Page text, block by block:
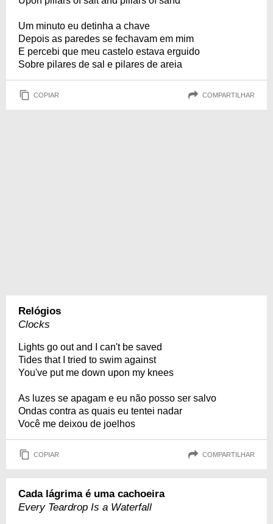
Um minuto eu detinha a chave
Depois as paredes se fechavam em mim
E percebi que meu castelo estava erguido
Sobre pilares de sal e pilares de areia
COPIAR COMPARTILHAR
Relógios
Clocks
Lights go out and I can't be saved
Tides that I tried to swim against
You've put me down upon my knees
As luzes se apagam e eu não posso ser salvo
Ondas contra as quais eu tentei nadar
Você me deixou de joelhos
COPIAR COMPARTILHAR
Cada lágrima é uma cachoeira
Every Teardrop Is a Waterfall